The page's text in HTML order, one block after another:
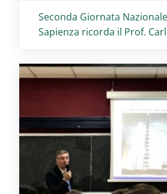
Titolo card:
Seconda Giornata
Sapienza ricorda il Prof.